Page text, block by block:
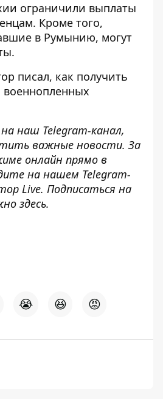
ограничили выплаты
. Кроме того,
в Румынию, могут
.
писал, как получить
на наш Telegram-канал,
важные новости. За
онлайн прямо в
на нашем Telegram-
Live. Подписаться на
здесь.
😭 😆 😡